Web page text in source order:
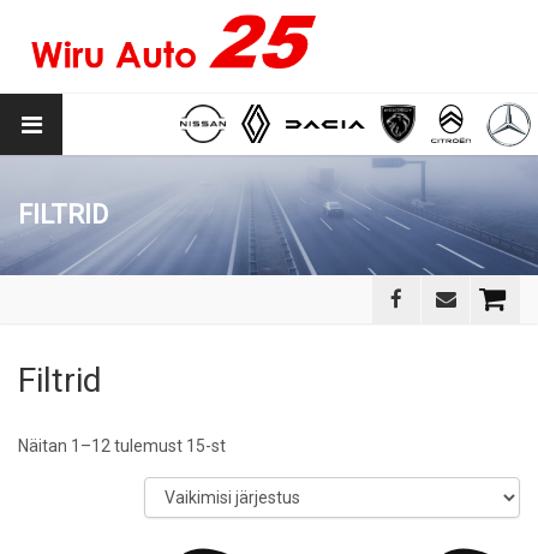
FILTRID
Filtrid
Näitan 1–12 tulemust 15-st